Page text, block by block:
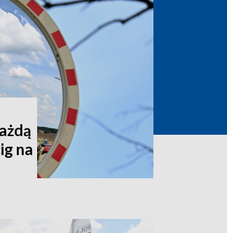
na